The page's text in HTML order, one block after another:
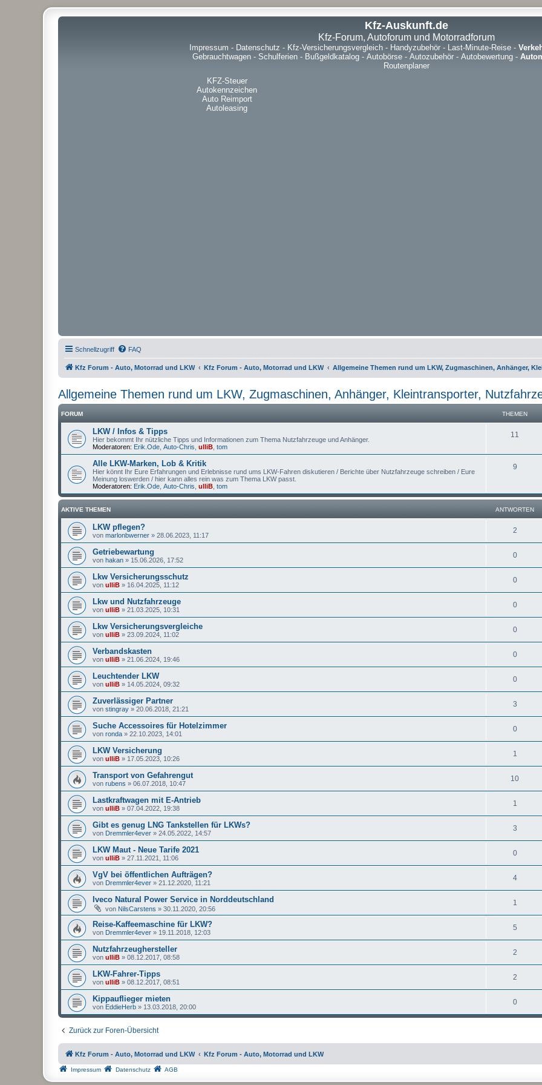
Kfz-Auskunft.de
Kfz-Forum, Autoforum und Motorradforum
Impressum - Datenschutz - Kfz-Versicherungsvergleich- Handyzubehör- Last-Minute-Reise-
Gebrauchtwagen - Schulferien - Bußgeldkatalog - Autobörse - Autozubehör - Autobewertung -
Routenplaner
KFZ-Steuer
Autokennzeichen
Auto Reimport
Autoleasing
Schnellzugriff FAQ
Kfz Forum - Auto, Motorrad und LKW Kfz Forum - Auto, Motorrad und LKW Allgemeine Themen rund um LKW, Zugmaschinen, Anhänger,
Allgemeine Themen rund um LKW, Zugmaschinen, Anhänger, Kleintransporter,
FORUM THEMEN
LKW / Infos & Tipps
Hier bekommt Ihr nützliche Tipps und Informationen zum Thema Nutzfahrzeuge und Anhänger.
Moderatoren: Erik.Ode Auto-Chris ulliB tom
11
Alle LKW-Marken, Lob & Kritik
Hier könnt Ihr Eure Erfahrungen und Erlebnisse rund ums LKW-Fahren diskutieren / Berichte über Nutzfahrzeuge schreiben / Eure
Meinung loswerden / hier kann alles rein was zum Thema LKW passt.
Moderatoren: Erik.Ode Auto-Chris ulliB tom
9
AKTIVE THEMEN ANTWORTEN
LKW pflegen?
von marlonbwerner » 28.06.2023, 11:17
2
Getriebewartung
von hakan » 15.06.2026, 17:52
0
Lkw Versicherungsschutz
von ulliB » 16.04.2025, 11:12
0
Lkw und Nutzfahrzeuge
von ulliB » 21.03.2025, 10:31
0
Lkw Versicherungsvergleiche
von ulliB » 23.09.2024, 11:02
0
Verbandskasten
von ulliB » 21.06.2024, 19:46
0
Leuchtender LKW
von ulliB » 14.05.2024, 09:32
0
Zuverlässiger Partner
von stingray » 20.06.2018, 21:21
3
Suche Accessoires für Hotelzimmer
von ronda » 22.10.2023, 14:01
0
LKW Versicherung
von ulliB » 17.05.2023, 10:26
1
Transport von Gefahrengut
von rubens » 06.07.2018, 10:47
10
Lastkraftwagen mit E-Antrieb
von ulliB » 07.04.2022, 19:38
1
Gibt es genug LNG Tankstellen für LKWs?
von Dremmler4ever » 24.05.2022, 14:57
3
LKW Maut - Neue Tarife 2021
von ulliB » 27.11.2021, 11:06
0
VgV bei öffentlichen Aufträgen?
von Dremmler4ever » 21.12.2020, 11:21
4
Iveco Natural Power Service in Norddeutschland
von NilsCarstens » 30.11.2020, 20:56
1
Reise-Kaffeemaschine für LKW?
von Dremmler4ever » 19.11.2018, 12:03
5
Nutzfahrzeughersteller
von ulliB » 08.12.2017, 08:58
2
LKW-Fahrer-Tipps
von ulliB » 08.12.2017, 08:51
2
Kippauflieger mieten
von EddieHerb » 13.03.2018, 20:00
0
Zurück zur Foren-Übersicht
Kfz Forum - Auto, Motorrad und LKW Kfz Forum - Auto, Motorrad und LKW
Impressum Datenschutz AGB